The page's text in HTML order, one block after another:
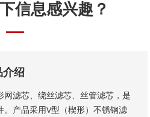
信息感兴趣？
介绍
网滤芯、绕丝滤芯​、丝管滤芯，是
产品采用V型（楔形）不锈钢滤